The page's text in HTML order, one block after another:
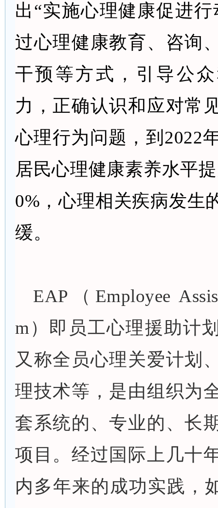
出“实施心理健康促进
过心理健康教育、咨询
干预等方式，引导公
力，正确认识和应对常
心理行为问题，到2022
居民心理健康素养水平
0%，心理相关疾病发生
缓。
EAP（Employee
m）即员工心理援助计
又称全员心理关爱计划
理技术等，是由组织为
套系统的、专业的、长
项目。经过国际上几十
内多年来的成功实践，